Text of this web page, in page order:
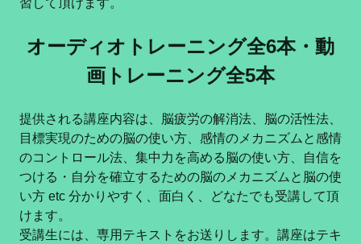
オーディオトレーニング全6本・動
画トレーニング全5本
提供される講座内容は、脳疲労の解消法、脳の活性法、
目標実現のための脳の使い方、感情のメカニズムと感情
のコントロール法、集中力を高める脳の使い方、自信を
つける・自分を確立するための脳のメカニズムと脳の使
い方 etc 分かりやすく、面白く、どなたでも受講して頂
けます。
受講生には、専用テキストをお送りします。講座はテキ